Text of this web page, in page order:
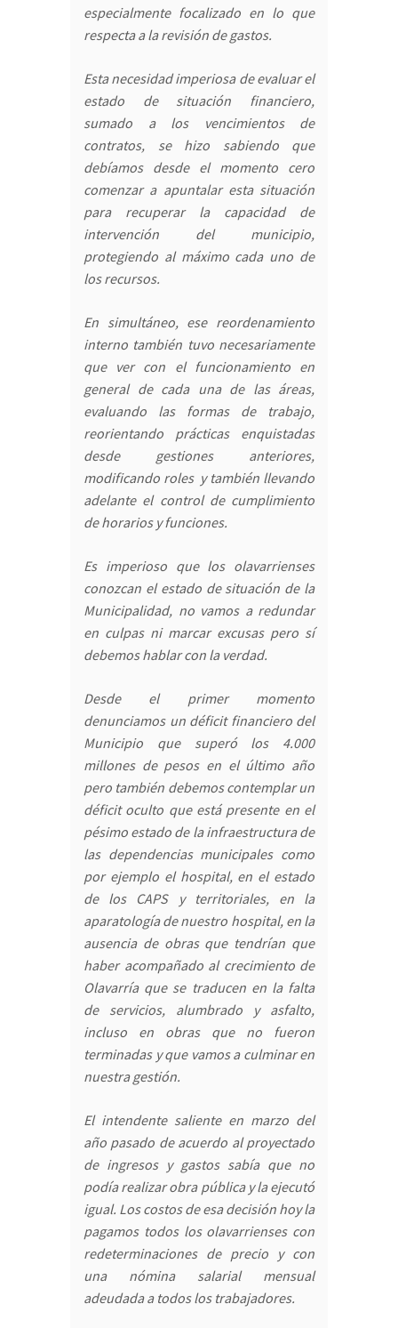
especialmente focalizado en lo que
respecta a la revisión de gastos.
Esta necesidad imperiosa de evaluar el
estado de situación financiero,
sumado a los vencimientos de
contratos, se hizo sabiendo que
debíamos desde el momento cero
comenzar a apuntalar esta situación
para recuperar la capacidad de
intervención del municipio,
protegiendo al máximo cada uno de
los recursos.
En simultáneo, ese reordenamiento
interno también tuvo necesariamente
que ver con el funcionamiento en
general de cada una de las áreas,
evaluando las formas de trabajo,
reorientando prácticas enquistadas
desde gestiones anteriores,
modificando roles y también llevando
adelante el control de cumplimiento
de horarios y funciones.
Es imperioso que los olavarrienses
conozcan el estado de situación de la
Municipalidad, no vamos a redundar
en culpas ni marcar excusas pero sí
debemos hablar con la verdad.
Desde el primer momento
denunciamos un déficit financiero del
Municipio que superó los 4.000
millones de pesos en el último año
pero también debemos contemplar un
déficit oculto que está presente en el
pésimo estado de la infraestructura de
las dependencias municipales como
por ejemplo el hospital, en el estado
de los CAPS y territoriales, en la
aparatología de nuestro hospital, en la
ausencia de obras que tendrían que
haber acompañado al crecimiento de
Olavarría que se traducen en la falta
de servicios, alumbrado y asfalto,
incluso en obras que no fueron
terminadas y que vamos a culminar en
nuestra gestión.
El intendente saliente en marzo del
año pasado de acuerdo al proyectado
de ingresos y gastos sabía que no
podía realizar obra pública y la ejecutó
igual. Los costos de esa decisión hoy la
pagamos todos los olavarrienses con
redeterminaciones de precio y con
una nómina salarial mensual
adeudada a todos los trabajadores.